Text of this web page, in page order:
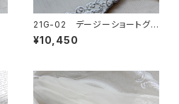
21G-02 デージーショートグ
ローブ
¥10,450